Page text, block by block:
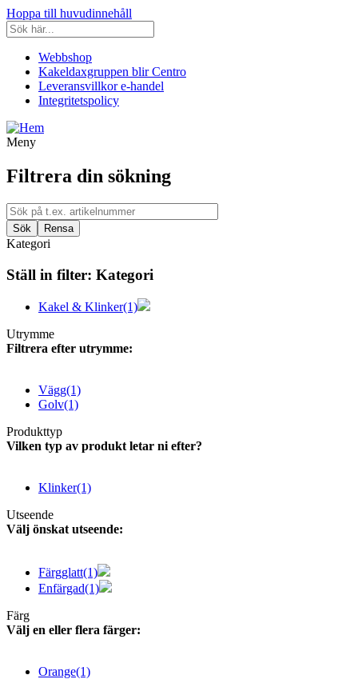
Hoppa till huvudinnehåll
Webbshop
Kakeldaxgruppen blir Centro
Leveransvillkor e-handel
Integritetspolicy
Meny
Filtrera din sökning
Kategori
Ställ in filter: Kategori
Kakel & Klinker(1)
Utrymme
Filtrera efter utrymme:
Vägg(1)
Golv(1)
Produkttyp
Vilken typ av produkt letar ni efter?
Klinker(1)
Utseende
Välj önskat utseende:
Färgglatt(1)
Enfärgad(1)
Färg
Välj en eller flera färger:
Orange(1)